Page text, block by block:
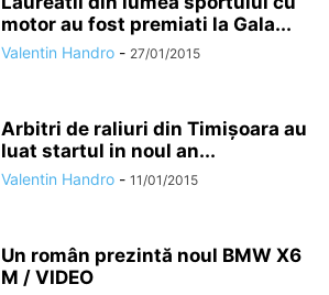
motor au fost premiati la Gala...
Valentin Handro - 27/01/2015
Arbitri de raliuri din Timișoara au
luat startul in noul an...
Valentin Handro - 11/01/2015
Un român prezintă noul BMW X6
M / VIDEO